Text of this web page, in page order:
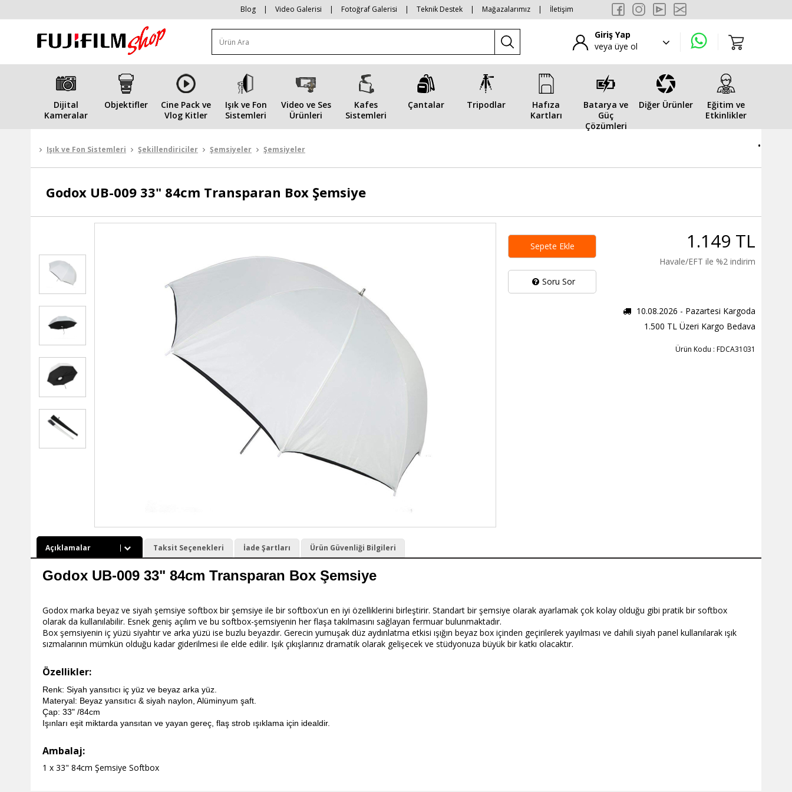
Blog | Video Galerisi | Fotoğraf Galerisi | Teknik Destek | Mağazalarımız | İletişim
Giriş Yap
veya üye ol
Dijital
Kameralar
Objektifler
Cine Pack ve
Vlog Kitler
Işık ve Fon
Sistemleri
Video ve Ses
Ürünleri
Kafes
Sistemleri
Çantalar Tripodlar
Hafıza
Kartları
Batarya ve
Güç
Çözümleri
Diğer Ürünler
Eğitim ve
Etkinlikler
.
Işık ve Fon Sistemleri Şekillendiriciler Şemsiyeler Şemsiyeler
Godox UB-009 33" 84cm Transparan Box Şemsiye
Sepete Ekle
Soru Sor
1.149 TL
Havale/EFT ile %2 indirim
10.08.2026 - Pazartesi Kargoda
1.500 TL Üzeri Kargo Bedava
Ürün Kodu : FDCA31031
Açıklamalar Taksit Seçenekleri İade Şartları Ürün Güvenliği Bilgileri
Godox UB-009 33" 84cm Transparan Box Şemsiye
Godox marka beyaz ve siyah şemsiye softbox bir şemsiye ile bir softbox'un en iyi özelliklerini birleştirir. Standart bir şemsiye olarak ayarlamak çok kolay olduğu gibi pratik bir softbox
olarak da kullanılabilir. Esnek geniş açılım ve bu softbox-şemsiyenin her flaşa takılmasını sağlayan fermuar bulunmaktadır.
Box şemsiyenin iç yüzü siyahtır ve arka yüzü ise buzlu beyazdır. Gerecin yumuşak düz aydınlatma etkisi ışığın beyaz box içinden geçirilerek yayılması ve dahili siyah panel kullanılarak ışık
sızmalarının mümkün olduğu kadar giderilmesi ile elde edilir. Işık çıkışlarınız dramatik olarak gelişecek ve stüdyonuza büyük bir katkı olacaktır.
Özellikler:
Renk: Siyah yansıtıcı iç yüz ve beyaz arka yüz.
Materyal: Beyaz yansıtıcı & siyah naylon, Alüminyum şaft.
Çap: 33" /84cm
Işınları eşit miktarda yansıtan ve yayan gereç, flaş strob ışıklama için idealdir.
Ambalaj:
1 x 33" 84cm Şemsiye Softbox